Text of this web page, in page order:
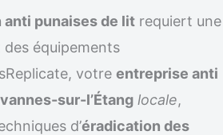
punaises de lit requiert une
équipements
votre entreprise anti
sur-l’Étang locale,
d’éradication des